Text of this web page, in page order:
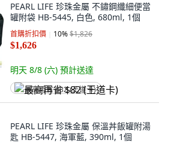
PEARL LIFE 珍珠金屬 不鏽鋼纖細便當
罐附袋 HB-5445, 白色, 680ml, 1個
首購折扣價 10%$1,826
$1,626
明天 8/8 (六) 預計送達
最高再省 $82 (王道卡)
PEARL LIFE 珍珠金屬 保溫丼飯罐附湯
匙 HB-5447, 海軍藍, 390ml, 1個